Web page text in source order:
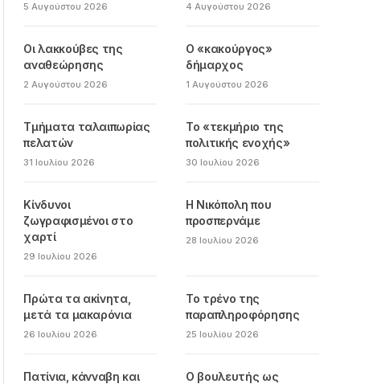
5 Αυγούστου 2026 4 Αυγούστου 2026
Οι λακκούβες της
αναθεώρησης
2 Αυγούστου 2026
Ο «κακούργος»
δήμαρχος
1 Αυγούστου 2026
Τμήματα ταλαιπωρίας
πελατών
31 Ιουλίου 2026
Το «τεκμήριο της
πολιτικής ενοχής»
30 Ιουλίου 2026
Κίνδυνοι
ζωγραφισμένοι στο
χαρτί
29 Ιουλίου 2026
Η Νικόπολη που
προσπερνάμε
28 Ιουλίου 2026
Πρώτα τα ακίνητα,
μετά τα μακαρόνια
26 Ιουλίου 2026
Το τρένο της
παραπληροφόρησης
25 Ιουλίου 2026
Πατίνια, κάνναβη και
Ο βουλευτής ως